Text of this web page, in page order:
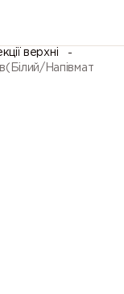
верхні
Напівмат